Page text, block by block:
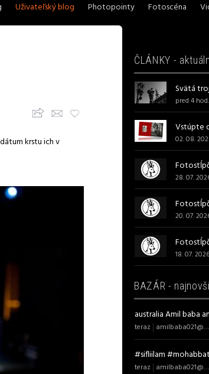
Uživateľský blog Photopointy Fotoscéna
priateľov
Pridaj k obľúbeným
krstu ich v
ČLÁNKY -
Svätá
pred 4 hod.
02. 08.
28. 07.
20. 07.
18. 07. 2026
BAZÁR -
teraz amilbaba021@gmail.com
teraz amilbaba021@gmail.com